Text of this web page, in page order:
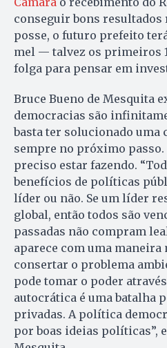
conseguir bons resultados
posse, o futuro prefeito
mel — talvez os primeiros
folga para pensar em
Bruce Bueno de Mesquita
democracias são
basta ter solucionado uma
sempre no próximo passo.
preciso estar fazendo.
benefícios de políticas
líder ou não. Se um líder
global, então todos são
passadas não compram
aparece com uma maneira
consertar o problema
pode tomar o poder
autocrática é uma batalha
privadas. A política
por boas ideias políticas”,